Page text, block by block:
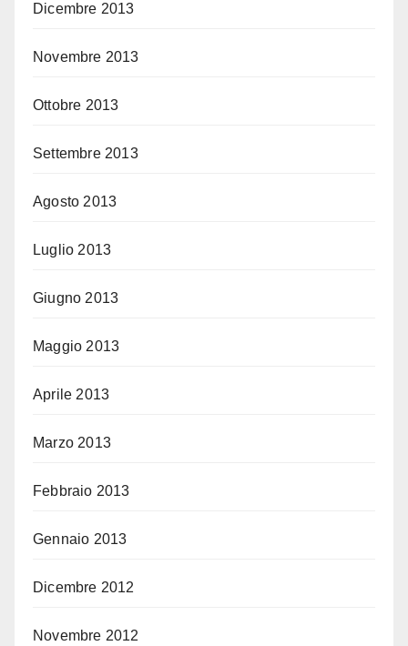
Dicembre 2013
Novembre 2013
Ottobre 2013
Settembre 2013
Agosto 2013
Luglio 2013
Giugno 2013
Maggio 2013
Aprile 2013
Marzo 2013
Febbraio 2013
Gennaio 2013
Dicembre 2012
Novembre 2012